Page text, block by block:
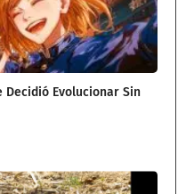
Decidió Evolucionar Sin